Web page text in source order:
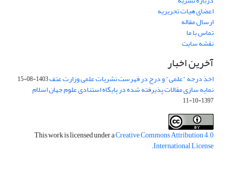
اعضای هیات تحریریه
ارسال مقاله
تماس با ما
نقشه سایت
آخرین اخبار
اخذ درجه "علمی" و درج در فهرست نشریات علمی وزارت عتف1403-08-15
نمایه سازی مقالات پذیرفته شده در پایگاه استنادی علوم جهان اسلام
1397-10-11
This work is licensed under aCreative Commons Attribution 4.0
International License
.